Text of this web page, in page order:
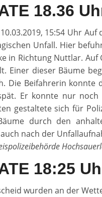
18.36
15:54 Uhr
Unfall. Hier
in Richtung Nuttlar.
Einer dieser Bäume
Die Beifahrerin konnte
Er konnte nur noch
gestaltete sich für
durch den
nach der
18:25
wurden an der